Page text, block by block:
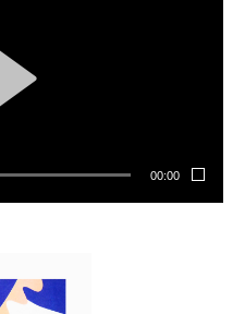
00:00